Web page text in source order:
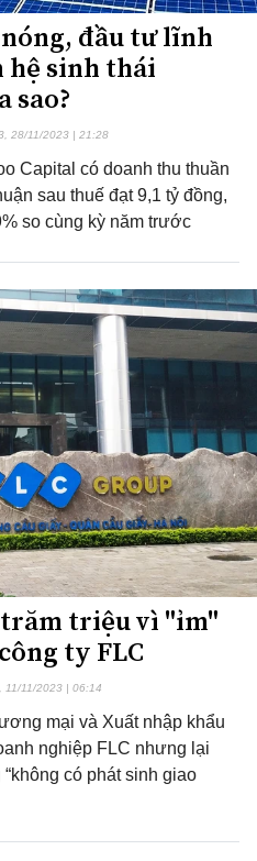
đầu tư lĩnh
hệ sinh thái
sao?
28/11/2023 | 21:28
Capital có doanh thu thuần
sau thuế đạt 9,1 tỷ đồng,
so cùng kỳ năm trước
triệu vì "ỉm"
ty FLC
11/11/2023 | 06:14
mại và Xuất nhập khẩu
nghiệp FLC nhưng lại
có phát sinh giao